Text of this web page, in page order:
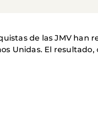
de las JMV han
Unidas. El resultado,